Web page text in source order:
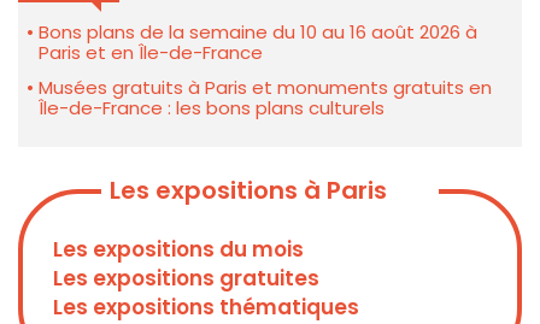
Bons plans de la semaine du 10 au 16 août 2026 à
Paris et en Île-de-France
Musées gratuits à Paris et monuments gratuits en
Île-de-France : les bons plans culturels
Les expositions à Paris
Les expositions du mois
Les expositions gratuites
Les expositions thématiques